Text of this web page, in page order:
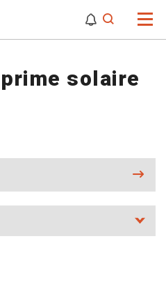
solaire